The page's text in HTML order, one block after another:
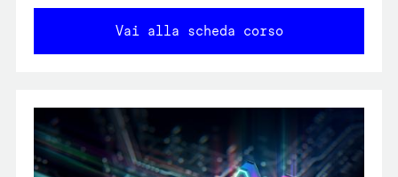
Vai alla scheda corso